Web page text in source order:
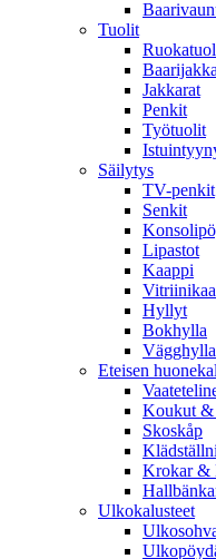
Tuolit
Jakkarat
Penkit
Työtuolit
Säilytys
TV-penkit
Senkit
Lipastot
Kaappi
Hyllyt
Bokhylla
Vägghylla
Eteisen
Koukut &
Skoskåp
Krokar &
Ulkokalusteet